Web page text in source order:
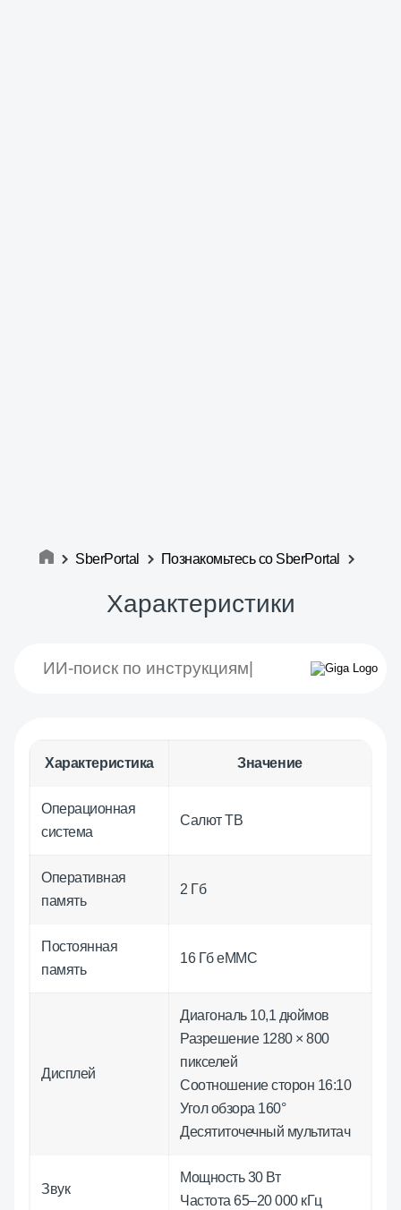
SberPortal Познакомьтесь со SberPortal
Характеристики
Характеристика Значение
Операционная
система
Салют ТВ
Оперативная
память
2 Гб
Постоянная
память
16 Гб eMMC
Дисплей
Диагональ 10,1 дюймов
Разрешение 1280 × 800
пикселей
Соотношение сторон 16:10
Угол обзора 160°
Десятиточечный мультитач
Звук
Мощность 30 Вт
Частота 65–20 000 кГц